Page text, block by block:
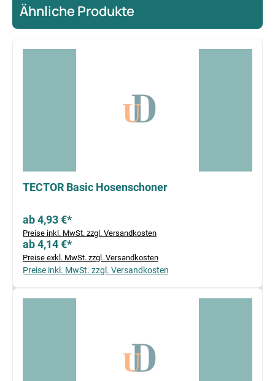
Ähnliche Produkte
TECTOR Basic Hosenschoner
ab 4,93 €*
Preise inkl. MwSt. zzgl. Versandkosten
ab 4,14 €*
Preise exkl. MwSt. zzgl. Versandkosten
Preise inkl. MwSt. zzgl. Versandkosten